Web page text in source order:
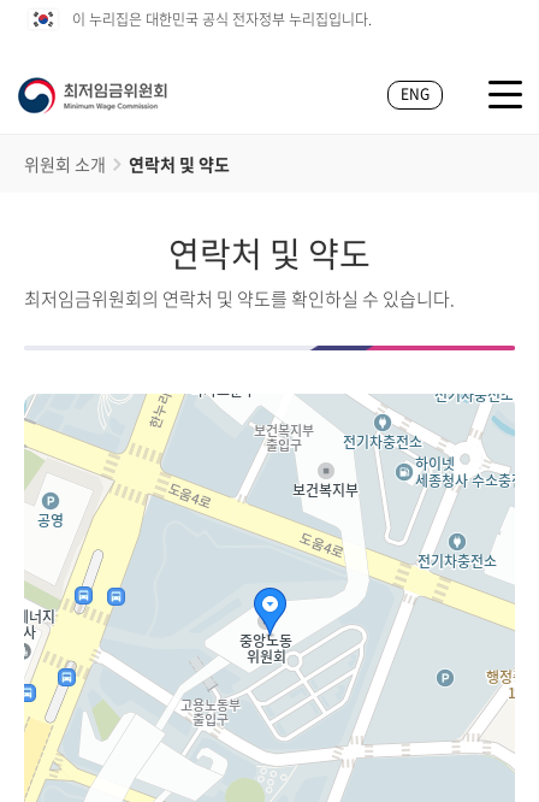
이 누리집은 대한민국 공식 전자정부 누리집입니다.
ENG
위원회 소개 연락처 및 약도
연락처 및 약도
최저임금위원회의 연락처 및 약도를 확인하실 수 있습니다.